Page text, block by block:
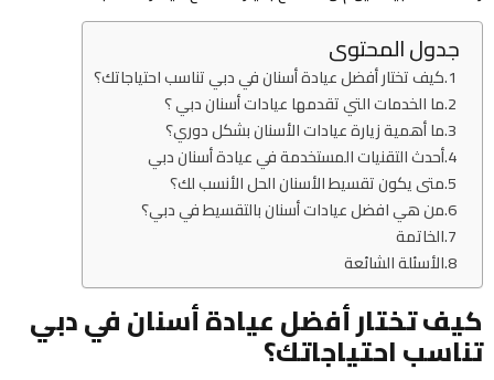
جدول المحتوى
كيف تختار أفضل عيادة أسنان في دبي تناسب احتياجاتك؟
ما الخدمات التي تقدمها عيادات أسنان دبي ؟
ما أهمية زيارة عيادات الأسنان بشكل دوري؟
أحدث التقنيات المستخدمة في عيادة أسنان دبي
متى يكون تقسيط الأسنان الحل الأنسب لك؟
من هي افضل عيادات أسنان بالتقسيط في دبي؟
الخاتمة
الأسئلة الشائعة
كيف تختار أفضل عيادة أسنان في دبي
تناسب احتياجاتك؟